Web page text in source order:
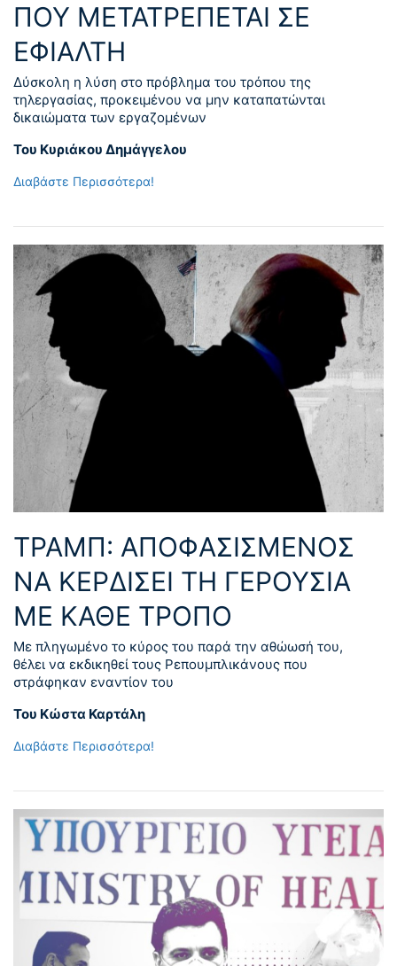
ΠΟΥ ΜΕΤΑΤΡΕΠΕΤΑΙ ΣΕ
ΕΦΙΑΛΤΗ
Δύσκολη η λύση στο πρόβλημα του τρόπου της
τηλεργασίας, προκειμένου να μην καταπατώνται
δικαιώματα των εργαζομένων
Του Κυριάκου Δημάγγελου
Διαβάστε Περισσότερα!
ΤΡΑΜΠ: ΑΠΟΦΑΣΙΣΜΕΝΟΣ
ΝΑ ΚΕΡΔΙΣΕΙ ΤΗ ΓΕΡΟΥΣΙΑ
ΜΕ ΚΑΘΕ ΤΡΟΠΟ
Με πληγωμένο το κύρος του παρά την αθώωσή του,
θέλει να εκδικηθεί τους Ρεπουμπλικάνους που
στράφηκαν εναντίον του
Του Κώστα Καρτάλη
Διαβάστε Περισσότερα!